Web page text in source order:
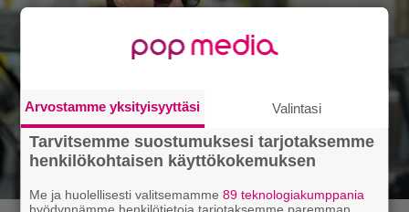
Arvostamme yksityisyyttäsi Valintasi
Tarvitsemme suostumuksesi tarjotaksemme
henkilökohtaisen käyttökokemuksen
Me ja huolellisesti valitsemamme89 teknologiakumppania